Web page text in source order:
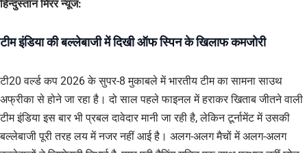
हिन्दुस्तान मिरर न्यूज:
टीम इंडिया की बल्लेबाजी में दिखी ऑफ स्पिन के खिलाफ कमजोरी
टी20 वर्ल्ड कप 2026 के सुपर-8 मुकाबले में भारतीय टीम का सामना साउथ
अफ्रीका से होने जा रहा है। दो साल पहले फाइनल में हराकर खिताब जीतने वाली
टीम इंडिया इस बार भी प्रबल दावेदार मानी जा रही है, लेकिन टूर्नामेंट में उसकी
बल्लेबाजी पूरी तरह लय में नजर नहीं आई है। अलग-अलग मैचों में अलग-अलग